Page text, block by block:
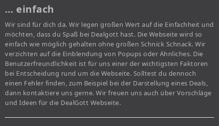
… einfach
Wir sind für dich da. Wir legen großen Wert auf die Einfachheit und
möchten, dass du Spaß bei Dealgott hast. Die Webseite wird so
einfach wie möglich gehalten ohne großen Schnick Schnack. Wir
verzichten auf die Einblendung von Popups oder Ähnliches. Die
Benutzerfreundlichkeit ist für uns einer der wichtigsten Faktoren
bei Entscheidung rund um die Webseite. Solltest du dennoch
einen Fehler finden, zum Beispiel bei der Darstellung eines Deals,
dann kontaktiere uns gerne. Wir freuen uns auch über Vorschläge
und Ideen für die DealGott Webseite.